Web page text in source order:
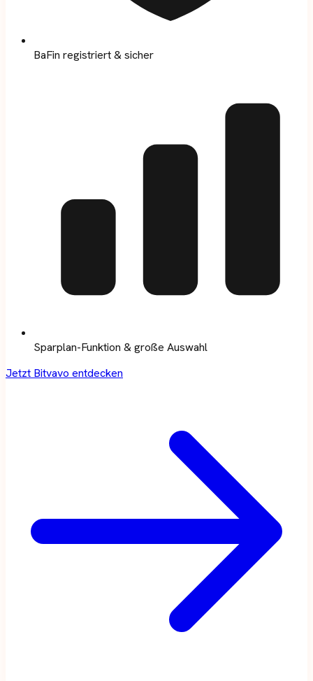
BaFin registriert & sicher
Sparplan-Funktion & große Auswahl
Jetzt Bitvavo entdecken